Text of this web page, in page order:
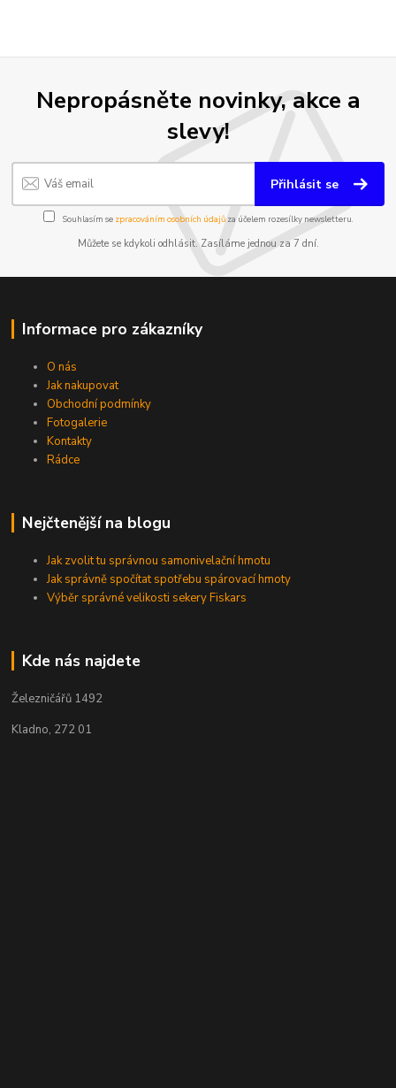
Nepropásněte novinky, akce a
slevy!
Přihlásit se
Souhlasím se zpracováním osobních údajůza účelem rozesílky newsletteru.
Můžete se kdykoli odhlásit. Zasíláme jednou za 7 dní.
Informace pro zákazníky
O nás
Jak nakupovat
Obchodní podmínky
Fotogalerie
Kontakty
Rádce
Nejčtenější na blogu
Jak zvolit tu správnou samonivelační hmotu
Jak správně spočítat spotřebu spárovací hmoty
Výběr správné velikosti sekery Fiskars
Kde nás najdete
Železničářů 1492
Kladno, 272 01